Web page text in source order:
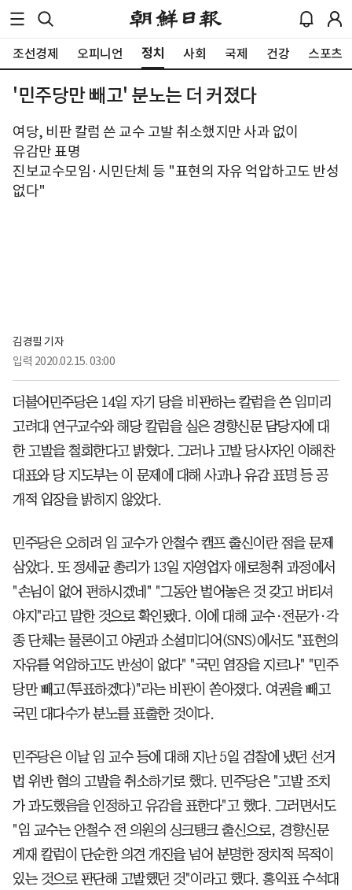
조선경제 오피니언 정치 사회 국제 건강 스포츠
'민주당만 빼고' 분노는 더 커졌다
여당, 비판 칼럼 쓴 교수 고발 취소했지만 사과 없이
유감만 표명
진보교수모임·시민단체 등 "표현의 자유 억압하고도 반성
없다"
김경필 기자
입력 2020.02.15. 03:00
더불어민주당은 14일 자기 당을 비판하는 칼럼을 쓴 임미리
고려대 연구교수와 해당 칼럼을 실은 경향신문 담당자에 대
한 고발을 철회한다고 밝혔다. 그러나 고발 당사자인 이해찬
대표와 당 지도부는 이 문제에 대해 사과나 유감 표명 등 공
개적 입장을 밝히지 않았다.
민주당은 오히려 임 교수가 안철수 캠프 출신이란 점을 문제
삼았다. 또 정세균 총리가 13일 자영업자 애로청취 과정에서
"손님이 없어 편하시겠네" "그동안 벌어놓은 것 갖고 버티셔
야지"라고 말한 것으로 확인됐다. 이에 대해 교수·전문가·각
종 단체는 물론이고 야권과 소셜미디어(SNS)에서도 "표현의
자유를 억압하고도 반성이 없다" "국민 염장을 지르나" "민주
당만 빼고(투표하겠다)"라는 비판이 쏟아졌다. 여권을 빼고
국민 대다수가 분노를 표출한 것이다.
민주당은 이날 임 교수 등에 대해 지난 5일 검찰에 냈던 선거
법 위반 혐의 고발을 취소하기로 했다. 민주당은 "고발 조치
가 과도했음을 인정하고 유감을 표한다"고 했다. 그러면서도
"임 교수는 안철수 전 의원의 싱크탱크 출신으로, 경향신문
게재 칼럼이 단순한 의견 개진을 넘어 분명한 정치적 목적이
있는 것으로 판단해 고발했던 것"이라고 했다. 홍익표 수석대